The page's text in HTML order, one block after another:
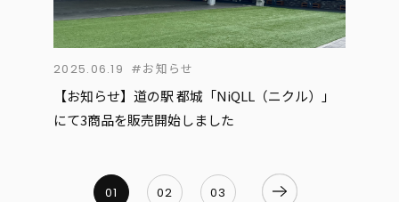
2025.06.19 #お知らせ
【お知らせ】道の駅 都城「NiQLL（ニクル）」
にて3商品を販売開始しました
01 02 03